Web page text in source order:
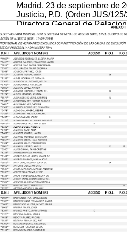
Madrid, 23 de septiembre de
Justicia, P.D. (Orden JUS/
Directora General de
de Justicia, Esmeralda